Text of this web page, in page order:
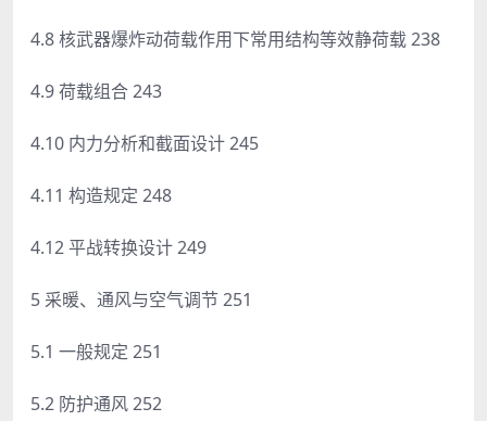
4.8 核武器爆炸动荷载作用下常用结构等效静荷载 238
4.9 荷载组合 243
4.10 内力分析和截面设计 245
4.11 构造规定 248
4.12 平战转换设计 249
5 采暖、通风与空气调节 251
5.1 一般规定 251
5.2 防护通风 252